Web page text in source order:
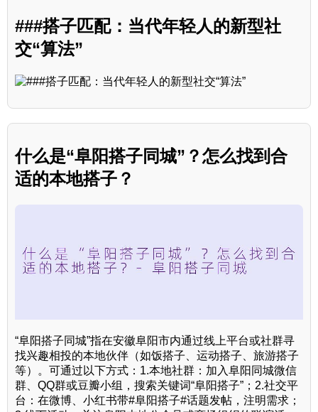
###搭子匹配：当代年轻人的新型社
交“算法”
什么是“阜阳搭子同城”？怎么找到合
适的本地搭子？
“阜阳搭子同城”指在安徽阜阳市内通过线上平台或社群寻
找兴趣相投的本地伙伴（如饭搭子、运动搭子、旅游搭子
等）。可通过以下方式：1.本地社群：加入阜阳同城微信
群、QQ群或豆瓣小组，搜索关键词“阜阳搭子”；2.社交平
台：在微博、小红书带#阜阳搭子#话题发帖，注明需求；